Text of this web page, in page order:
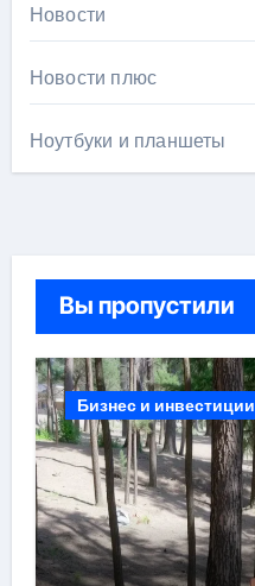
Новости
Новости плюс
Ноутбуки и планшеты
Вы пропустили
Бизнес и инвестиции